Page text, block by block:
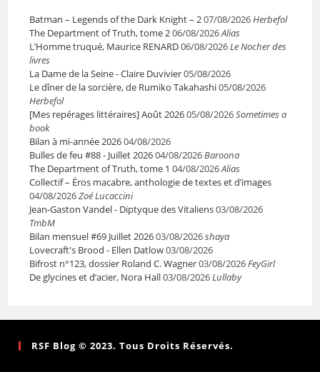
Batman – Legends of the Dark Knight – 207/08/2026Herbefol
The Department of Truth, tome 206/08/2026Alias
L’Homme truqué, Maurice RENARD06/08/2026Le Nocher des
livres
La Dame de la Seine - Claire Duvivier05/08/2026
Le dîner de la sorcière, de Rumiko Takahashi05/08/2026
Herbefol
[Mes repérages littéraires] Août 202605/08/2026Sometimes a
book
Bilan à mi-année 202604/08/2026
Bulles de feu #88 - Juillet 202604/08/2026Baroona
The Department of Truth, tome 1 04/08/2026Alias
Collectif – Éros macabre, anthologie de textes et d’images
04/08/2026Zoé Lucaccini
Jean-Gaston Vandel - Diptyque des Vitaliens03/08/2026
TmbM
Bilan mensuel #69 Juillet 202603/08/2026shaya
Lovecraft's Brood - Ellen Datlow03/08/2026
Bifrost n°123, dossier Roland C. Wagner03/08/2026FeyGirl
De glycines et d’acier, Nora Hall03/08/2026Lullaby
RSF Blog © 2023. Tous Droits Réservés.